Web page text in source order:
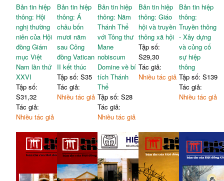
Bản tin hiệp
thông: Hội
nghị thường
niên của Hội
đồng Giám
mục Việt
Nam lần thứ
XXVI
Tập số:
S31,32
Tác giả:
Nhiều tác giả
Bản tin hiệp
thông: Á
châu bốn
mươi năm
sau Công
đồng Vatican
II kết thúc
Tập số: S35
Tác giả:
Nhiều tác giả
Bản tin hiệp
thông: Năm
Thánh Thể
với Tông thư
Mane
nobiscum
Domine về bí
tích Thánh
Thể
Tập số: S28
Tác giả:
Nhiều tác giả
Bản tin hiệp
thông: Giáo
hội và truyền
thông xã hội
Tập số:
S29,30
Tác giả:
Nhiều tác giả
Bản tin hiệp
thông:
Truyền thông
- Xây dựng
và củng cố
sự hiệp
thông
Tập số: S139
Tác giả:
Nhiều tác giả